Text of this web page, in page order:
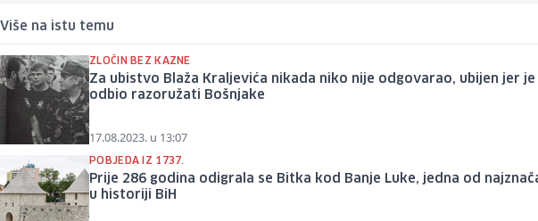
Više na istu temu
ZLOČIN BEZ KAZNE
Za ubistvo Blaža Kraljevića nikada niko nije odgovarao, ubijen jer je
odbio razoružati Bošnjake
17.08.2023. u 13:07
POBJEDA IZ 1737.
Prije 286 godina odigrala se Bitka kod Banje Luke, jedna od
u historiji BiH